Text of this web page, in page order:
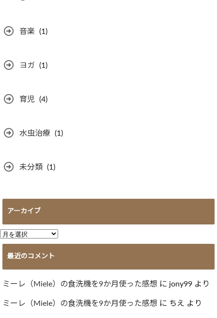
音楽 (1)
ヨガ (1)
育児 (4)
水虫治療 (1)
未分類 (1)
アーカイブ
ア
ー
イ
ブ
最近のコメント
ミーレ（Miele）の食洗機を9か月使った感想 に jony99 より
ミーレ（Miele）の食洗機を9か月使った感想 に ちえ より